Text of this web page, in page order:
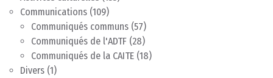
Communications (109)
Communiqués communs (57)
Communiqués de l'ADTF (28)
Communiqués de la CAITE (18)
Divers (1)